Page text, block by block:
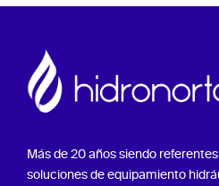
Más de 20 años siendo
soluciones de equipamiento